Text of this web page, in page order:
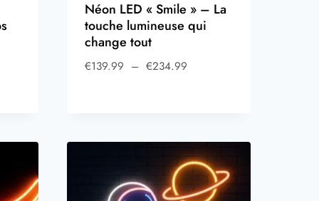
Néon LED « Smile » – La
touche lumineuse qui
change tout
€139.99 – €234.99